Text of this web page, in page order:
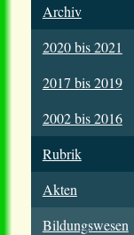
Archiv
2020 bis 2021
2017 bis 2019
2002 bis 2016
Rubrik
Akten
Bildungswesen